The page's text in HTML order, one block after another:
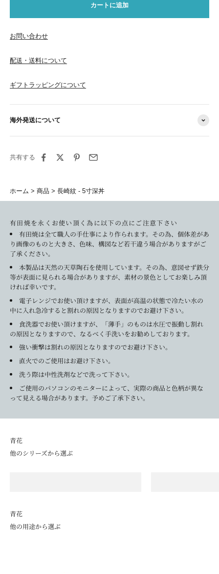
カートに追加
お問い合わせ
配送・送料について
ギフトラッピングについて
海外発送について
共有する
ホーム 商品 長崎紋 - 5寸深丼
有田焼を永くお使い頂く為に以下の点にご注意下さい
有田焼は全て職人の手仕事により作られます。その為、個体差があ
り画像のものと大きさ、色味、構図など若干違う場合がありますがご
了承ください。
本製品は天然の天草陶石を使用しています。その為、意図せず鉄分
等が表面に見られる場合がありますが、素材の景色としてお楽しみ頂
ければ幸いです。
電子レンジでお使い頂けますが、表面が高温の状態で冷たい水の
中に入れ急冷すると割れの原因となりますのでお避け下さい。
食洗器でお使い頂けますが、「薄手」のものは水圧で振動し割れ
の原因となりますので、なるべく手洗いをお勧めしております。
強い衝撃は割れの原因となりますのでお避け下さい。
直火でのご使用はお避け下さい。
洗う際は中性洗剤などで洗って下さい。
ご使用のパソコンのモニターによって、実際の商品と色柄が異な
って見える場合があります。予めご了承下さい。
他のシリーズから選ぶ
青花
他の用途から選ぶ